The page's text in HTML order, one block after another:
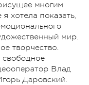
многим
хотела показать,
мир.
творчество.
Влад
Даровский.